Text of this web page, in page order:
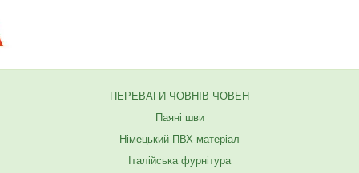
ПЕРЕВАГИ ЧОВНІВ ЧОВЕН
Паяні шви
Німецький ПВХ-матеріал
Італійська фурнітура